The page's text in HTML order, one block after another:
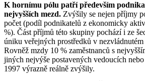
K hornímu pólu patří především
nejvyšších mezd. Zvýšily se nejen příjmy
počet (podíl podnikatelů z ekonomicky
%). Část příjmů této skupiny pochází i ze
úniku veřejných prostředků v nezvládnutém
Rovněž mzdy 10 % zaměstnanců s
jiných nejvýše postavených vedoucích
1997 výrazně reálně zvýšily.